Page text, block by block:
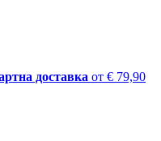
доставка от € 79,90